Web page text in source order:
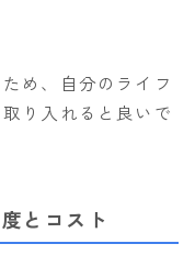
め、自分のライフ
り入れると良いで
とコスト